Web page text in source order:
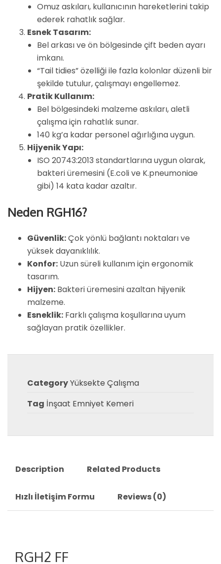
Omuz askıları, kullanıcının hareketlerini takip
ederek rahatlık sağlar.
Esnek Tasarım:
Bel arkası ve ön bölgesinde çift beden ayarı
imkanı.
“Tail tidies” özelliği ile fazla kolonlar düzenli bir
şekilde tutulur, çalışmayı engellemez.
Pratik Kullanım:
Bel bölgesindeki malzeme askıları, aletli
çalışma için rahatlık sunar.
140 kg’a kadar personel ağırlığına uygun.
Hijyenik Yapı:
ISO 20743:2013 standartlarına uygun olarak,
bakteri üremesini (E.coli ve K.pneumoniae
gibi) 14 kata kadar azaltır.
Neden RGH16?
Güvenlik:Çok yönlü bağlantı noktaları ve
yüksek dayanıklılık.
Konfor: Uzun süreli kullanım için ergonomik
tasarım.
Hijyen: Bakteri üremesini azaltan hijyenik
malzeme.
Esneklik: Farklı çalışma koşullarına uyum
sağlayan pratik özellikler.
CategoryYüksekte Çalışma
Tag İnşaat Emniyet Kemeri
Description Related Products
Hızlı İletişim Formu Reviews (0)
RGH2 FF